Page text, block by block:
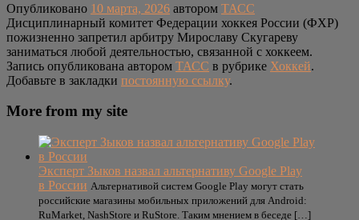
Опубликовано 10 марта, 2026 автором ТАСС
Дисциплинарный комитет Федерации хоккея России (ФХР)
пожизненно запретил арбитру Мирославу Скугареву
заниматься любой деятельностью, связанной с хоккеем.
Запись опубликована автором ТАСС в рубрике Хоккей.
Добавьте в закладки постоянную ссылку.
More from my site
Эксперт Зыков назвал альтернативу Google Play
в России Альтернативой систем Google Play могут стать
российские магазины мобильных приложений для Android:
RuMarket, NashStore и RuStore. Таким мнением в беседе […]